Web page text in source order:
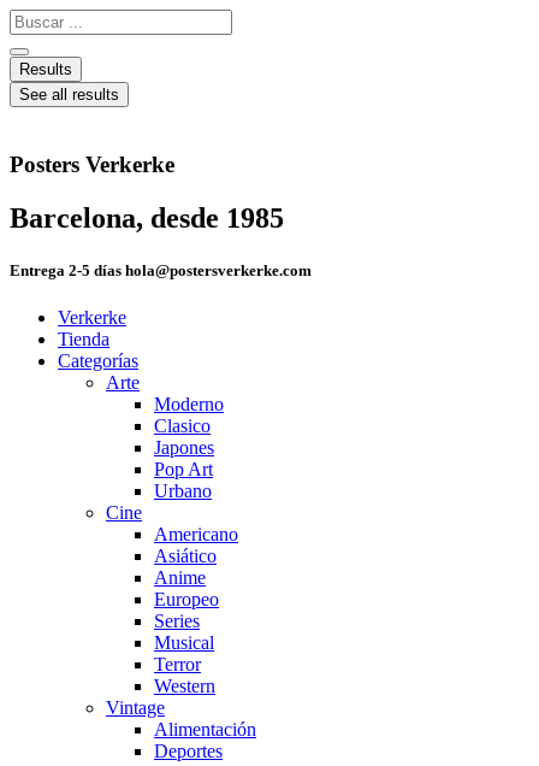
Ir
al
contenido
Search
...
Results
See all results
Posters Verkerke
Barcelona, desde 1985
Entrega 2-5 días hola@postersverkerke.com
Verkerke
Tienda
Categorías
Arte
Moderno
Clasico
Japones
Pop Art
Urbano
Cine
Americano
Asiático
Anime
Europeo
Series
Musical
Terror
Western
Vintage
Alimentación
Deportes